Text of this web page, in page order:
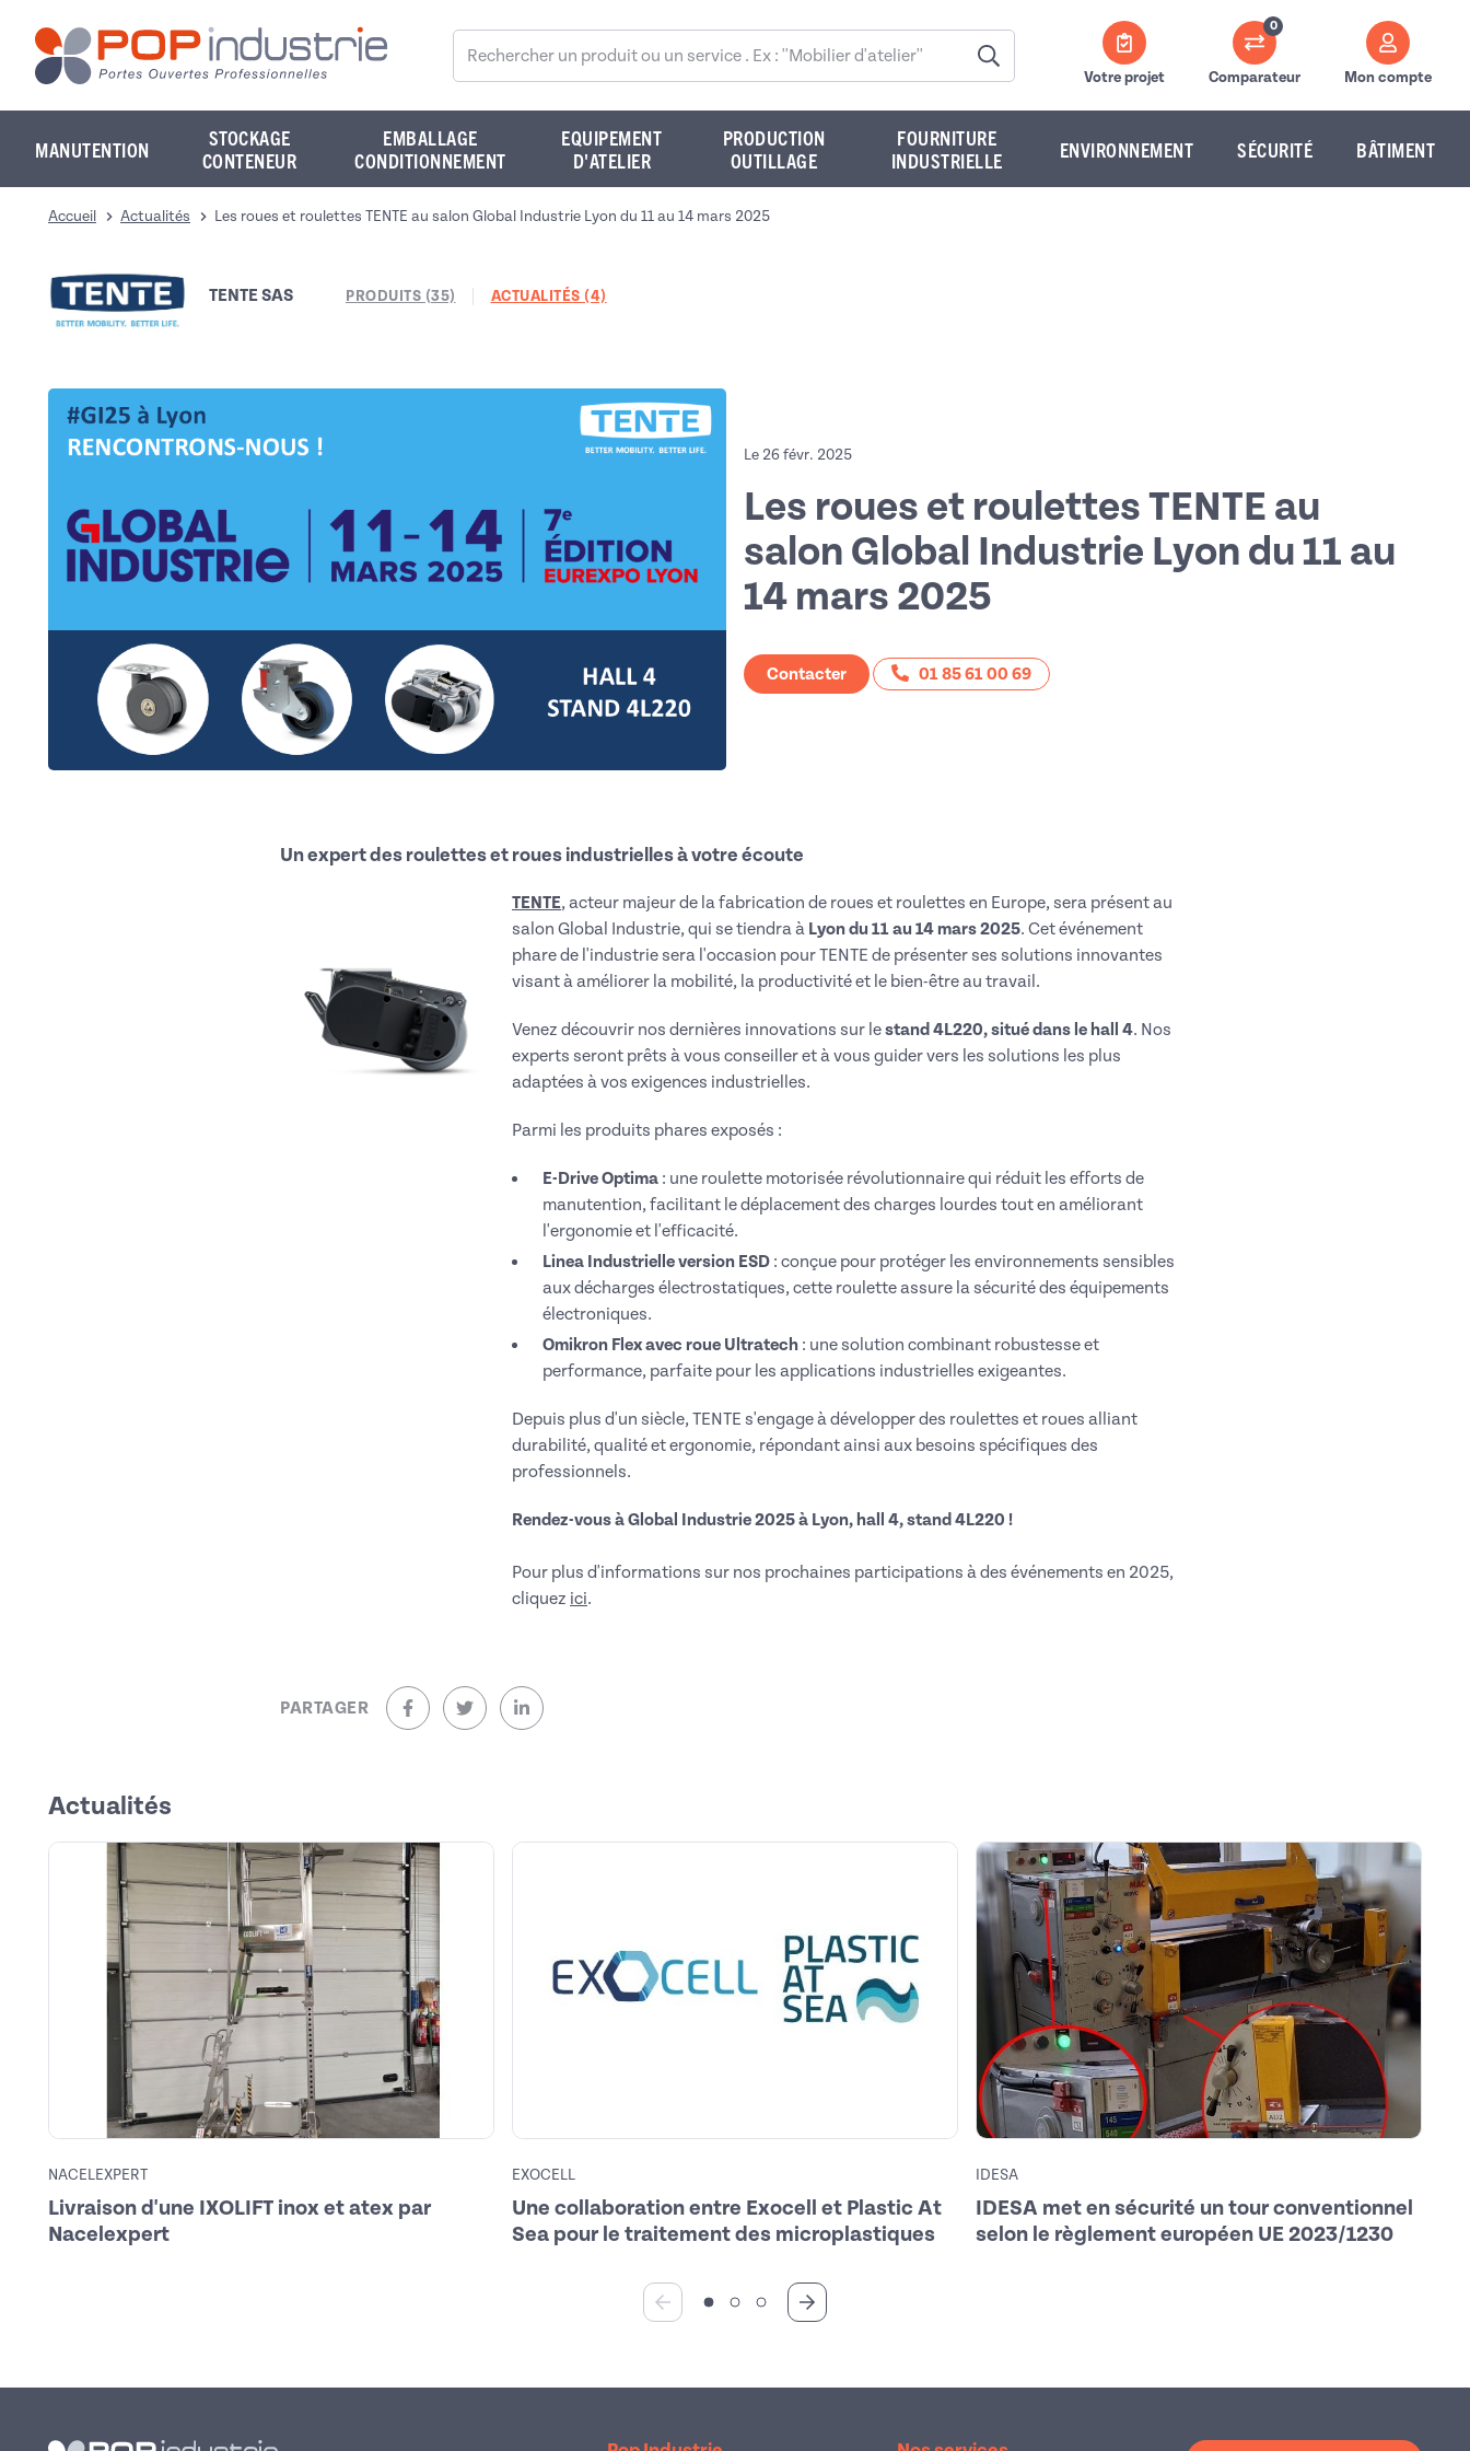
Votre projet
0
Comparateur Mon compte
MANUTENTION
STOCKAGE
CONTENEUR
EMBALLAGE
CONDITIONNEMENT
EQUIPEMENT
D'ATELIER
PRODUCTION
OUTILLAGE
FOURNITURE
INDUSTRIELLE
ENVIRONNEMENT SÉCURITÉ BÂTIMENT
Accueil Actualités Les roues et roulettes TENTE au salon Global Industrie Lyon du 11 au 14 mars 2025
TENTE SAS PRODUITS (35) ACTUALITÉS (4)
Le 26 févr. 2025
Les roues et roulettes TENTE au
salon Global Industrie Lyon du 11 au
14 mars 2025
Contacter 01 85 61 00 69
Un expert des roulettes et roues industrielles à votre écoute
TENTE, acteur majeur de la fabrication de roues et roulettes en Europe, sera présent au
salon Global Industrie, qui se tiendra à Lyon du 11 au 14 mars 2025. Cet événement
phare de l'industrie sera l'occasion pour TENTE de présenter ses solutions innovantes
visant à améliorer la mobilité, la productivité et le bien-être au travail.
Venez découvrir nos dernières innovations sur lestand 4L220, situé dans le hall 4. Nos
experts seront prêts à vous conseiller et à vous guider vers les solutions les plus
adaptées à vos exigences industrielles.
Parmi les produits phares exposés :
E-Drive Optima : une roulette motorisée révolutionnaire qui réduit les efforts de
manutention, facilitant le déplacement des charges lourdes tout en améliorant
l'ergonomie et l'efficacité.
Linea Industrielle version ESD : conçue pour protéger les environnements sensibles
aux décharges électrostatiques, cette roulette assure la sécurité des équipements
électroniques.
Omikron Flex avec roue Ultratech : une solution combinant robustesse et
performance, parfaite pour les applications industrielles exigeantes.
Depuis plus d'un siècle, TENTE s'engage à développer des roulettes et roues alliant
durabilité, qualité et ergonomie, répondant ainsi aux besoins spécifiques des
professionnels.
Rendez-vous à Global Industrie 2025 à Lyon, hall 4, stand 4L220 !
Pour plus d'informations sur nos prochaines participations à des événements en 2025,
cliquez ici.
PARTAGER
sur Facebook (nouvelle fenêtre)
sur Twitter (nouvelle fenêtre)
sur Linkedin (nouvelle fenêtre)
Actualités
NACELEXPERT
Livraison d'une IXOLIFT inox et atex par
Nacelexpert
EXOCELL
Une collaboration entre Exocell et Plastic At
Sea pour le traitement des microplastiques
IDESA
IDESA met en sécurité un tour conventionnel
selon le règlement européen UE 2023/1230